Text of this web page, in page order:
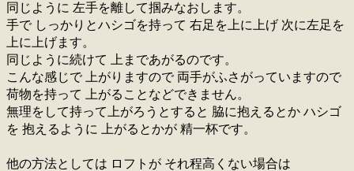
同じように 左手を離して掴みなおします。
手で しっかりとハシゴを持って 右足を上に上げ 次に左足を
上に上げます。
同じように続けて 上まであがるのです。
こんな感じで 上がりますので 両手がふさがっていますので
荷物を持って 上がることなどできません。
無理をして持って上がろうとすると 脇に抱えるとか ハシゴ
を 抱えるように 上がるとかが 精一杯です。
他の方法としては ロフトが それ程高くない場合は